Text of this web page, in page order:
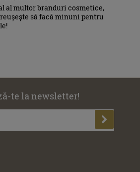
al multor branduri cosmetice,
să facă minuni pentru
te la newsletter!